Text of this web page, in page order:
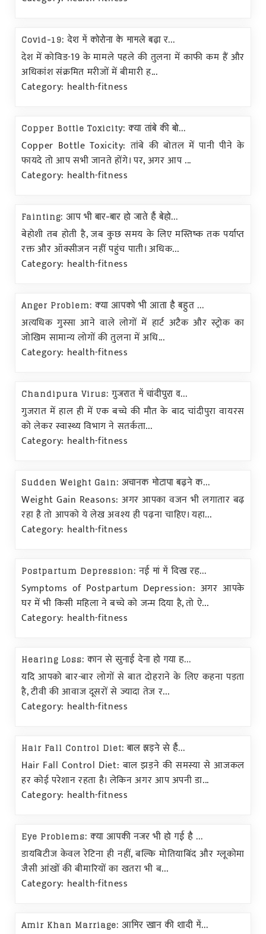
Covid-19: देश में कोरोना के मामले बढ़ा र...
देश में कोविड-19 के मामले पहले की तुलना में काफी कम हैं और
अधिकांश संक्रमित मरीजों में बीमारी ह...
Category: health-fitness
Copper Bottle Toxicity: क्या तांबे की बो...
Copper Bottle Toxicity: तांबे की बोतल में पानी पीने के
फायदे तो आप सभी जानते होंगे। पर, अगर आप ...
Category: health-fitness
Fainting: आप भी बार-बार हो जाते हैं बेहो...
बेहोशी तब होती है, जब कुछ समय के लिए मस्तिष्क तक पर्याप्त
रक्त और ऑक्सीजन नहीं पहुंच पाती। अधिक...
Category: health-fitness
Anger Problem: क्या आपको भी आता है बहुत ...
अत्यधिक गुस्सा आने वाले लोगों में हार्ट अटैक और स्ट्रोक का
जोखिम सामान्य लोगों की तुलना में अधि...
Category: health-fitness
Chandipura Virus: गुजरात में चांदीपुरा व...
गुजरात में हाल ही में एक बच्चे की मौत के बाद चांदीपुरा वायरस
को लेकर स्वास्थ्य विभाग ने सतर्कता...
Category: health-fitness
Sudden Weight Gain: अचानक मोटापा बढ़ने क...
Weight Gain Reasons: अगर आपका वजन भी लगातार बढ़
रहा है तो आपको ये लेख अवश्य ही पढ़ना चाहिए। यहा...
Category: health-fitness
Postpartum Depression: नई मां में दिख रह...
Symptoms of Postpartum Depression: अगर आपके
घर में भी किसी महिला ने बच्चे को जन्म दिया है, तो ऐ...
Category: health-fitness
Hearing Loss: कान से सुनाई देना हो गया ह...
यदि आपको बार-बार लोगों से बात दोहराने के लिए कहना पड़ता
है, टीवी की आवाज दूसरों से ज्यादा तेज र...
Category: health-fitness
Hair Fall Control Diet: बाल झड़ने से हैं...
Hair Fall Control Diet: बाल झड़ने की समस्या से आजकल
हर कोई परेशान रहता है। लेकिन अगर आप अपनी डा...
Category: health-fitness
Eye Problems: क्या आपकी नजर भी हो गई है ...
डायबिटीज केवल रेटिना ही नहीं, बल्कि मोतियाबिंद और ग्लूकोमा
जैसी आंखों की बीमारियों का खतरा भी ब...
Category: health-fitness
Amir Khan Marriage: आमिर खान की शादी में...